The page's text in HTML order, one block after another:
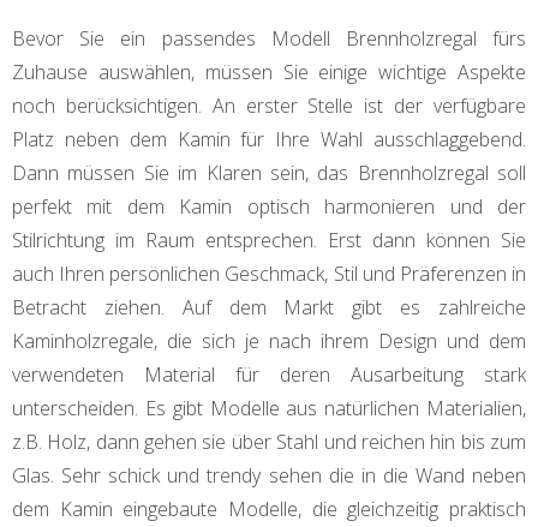
Bevor Sie ein passendes Modell Brennholzregal fürs
Zuhause auswählen, müssen Sie einige wichtige Aspekte
noch berücksichtigen. An erster Stelle ist der verfügbare
Platz neben dem Kamin für Ihre Wahl ausschlaggebend.
Dann müssen Sie im Klaren sein, das Brennholzregal soll
perfekt mit dem Kamin optisch harmonieren und der
Stilrichtung im Raum entsprechen. Erst dann können Sie
auch Ihren persönlichen Geschmack, Stil und Präferenzen in
Betracht ziehen. Auf dem Markt gibt es zahlreiche
Kaminholzregale, die sich je nach ihrem Design und dem
verwendeten Material für deren Ausarbeitung stark
unterscheiden. Es gibt Modelle aus natürlichen Materialien,
z.B. Holz, dann gehen sie über Stahl und reichen hin bis zum
Glas. Sehr schick und trendy sehen die in die Wand neben
dem Kamin eingebaute Modelle, die gleichzeitig praktisch